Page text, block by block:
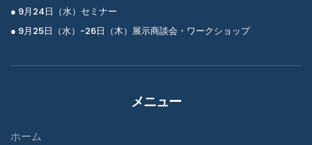
● 9月24日（水）セミナー
● 9月25日（水）-26日（木）展示商談会・ワークショップ
メニュー
ホーム